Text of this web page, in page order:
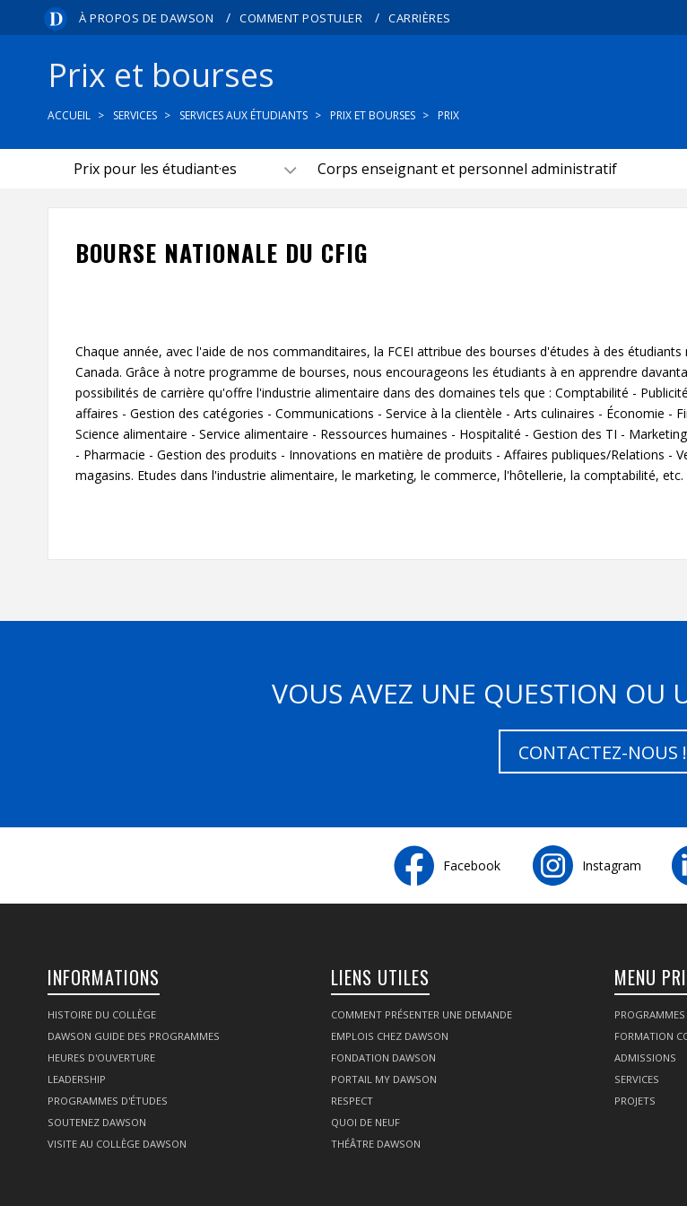
À PROPOS DE DAWSON / COMMENT POSTULER / CARRIÈRES
Prix et bourses
ACCUEIL SERVICES SERVICES AUX ÉTUDIANTS PRIX ET BOURSES PRIX
Prix pour les étudiant·es Corps enseignant et personnel administratif
BOURSE NATIONALE DU CFIG
Chaque année, avec l'aide de nos commanditaires, la FCEI attribue des bourses d'études à des
Canada. Grâce à notre programme de bourses, nous encourageons les étudiants à en apprendre
possibilités de carrière qu'offre l'industrie alimentaire dans des domaines tels que : Comptabilité -
affaires - Gestion des catégories - Communications - Service à la clientèle - Arts culinaires - Économie -
Science alimentaire - Service alimentaire - Ressources humaines - Hospitalité - Gestion des TI -
- Pharmacie - Gestion des produits - Innovations en matière de produits - Affaires publiques/Relations -
magasins. Etudes dans l'industrie alimentaire, le marketing, le commerce, l'hôtellerie, la comptabilité, etc.
VOUS AVEZ UNE QUESTION OU
CONTACTEZ-NOUS !
Facebook Instagram
INFORMATIONS
HISTOIRE DU COLLÈGE
DAWSON GUIDE DES PROGRAMMES
HEURES D'OUVERTURE
LEADERSHIP
PROGRAMMES D'ÉTUDES
SOUTENEZ DAWSON
VISITE AU COLLÈGE DAWSON
LIENS UTILES
COMMENT PRÉSENTER UNE DEMANDE
EMPLOIS CHEZ DAWSON
FONDATION DAWSON
PORTAIL MY DAWSON
RESPECT
QUOI DE NEUF
THÉÂTRE DAWSON
MENU
PROGRAMMES
FORMATION
ADMISSIONS
SERVICES
PROJETS